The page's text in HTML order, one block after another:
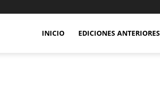
INICIO EDICIONES ANTERIORES